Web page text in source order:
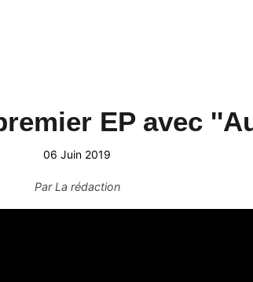
EP avec
06 Juin 2019
ParLa rédaction